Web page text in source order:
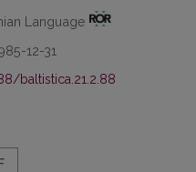
Language
12-31
baltistica.21.2.88